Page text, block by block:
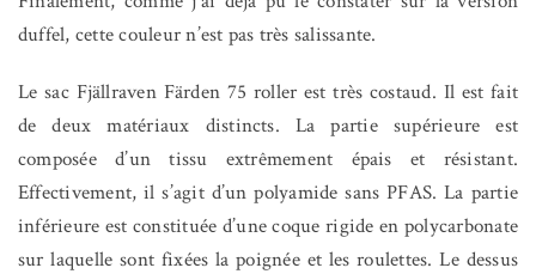
duffel, cette couleur n’est pas très salissante.
Le sac Fjällraven Färden 75 roller est très costaud. Il est fait
de deux matériaux distincts. La partie supérieure est
composée d’un tissu extrêmement épais et résistant.
Effectivement, il s’agit d’un polyamide sans PFAS. La partie
inférieure est constituée d’une coque rigide en polycarbonate
sur laquelle sont fixées la poignée et les roulettes. Le dessus